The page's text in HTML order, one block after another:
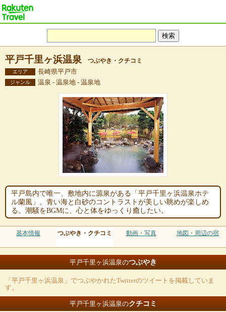
平戸千里ヶ浜温泉 つぶやき・クチコミ
エリア 長崎県平戸市
ジャンル 温泉 - 温泉地 - 温泉地
平戸島内で唯一、敷地内に源泉がある「平戸千里ヶ浜温泉ホテ
ル蘭風」。青い海と白砂のコントラストが美しい眺めが楽しめ
る。潮騒をBGMに、心と体をゆっくり癒したい。
基本情報 つぶやき・クチコミ 動画・写真 地図・周辺の宿
平戸千里ヶ浜温泉のつぶやき
「平戸千里ヶ浜温泉」でつぶやかれたTwitterのツイートを掲載していま
す。
平戸千里ヶ浜温泉のクチコミ